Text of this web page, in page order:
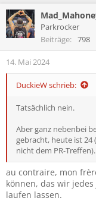
k
t
i
n
e
Parkrocker
Beiträge
798
14. Mai 2024
DuckieW schrieb:
Tatsächlich nein.
Aber ganz nebenbei
gebracht, heute ist 24
nicht dem PR-Treffen).
au contraire, mon
können, das wir
laufen lassen.